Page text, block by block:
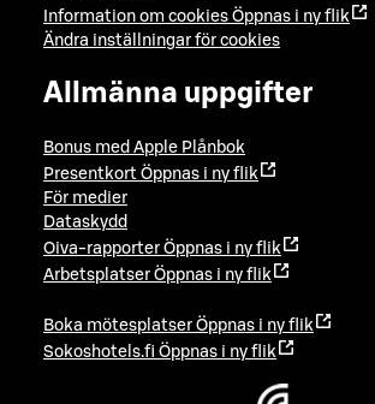
Information om cookies Öppnas i ny flik
Ändra inställningar för cookies
Allmänna uppgifter
Bonus med Apple Plånbok
Presentkort Öppnas i ny flik
För medier
Dataskydd
Oiva-rapporter Öppnas i ny flik
Arbetsplatser Öppnas i ny flik
Boka mötesplatser Öppnas i ny flik
Sokoshotels.fi Öppnas i ny flik